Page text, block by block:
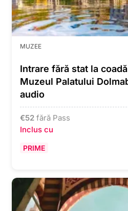
MUZEE
Intrare fără stat la
Muzeul Palatului
audio
€52 fără Pass
Inclus cu
PRIME